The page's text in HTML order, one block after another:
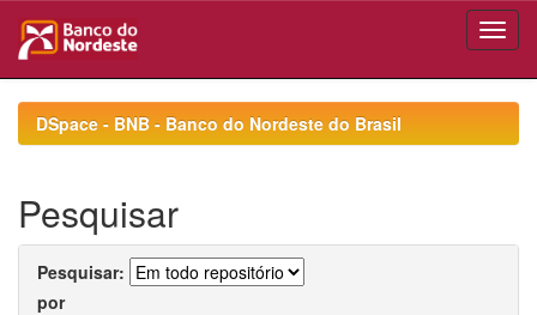
navigationDSpace - BNB - Banco do Nordeste do Brasil
Pesquisar
Pesquisar:
por